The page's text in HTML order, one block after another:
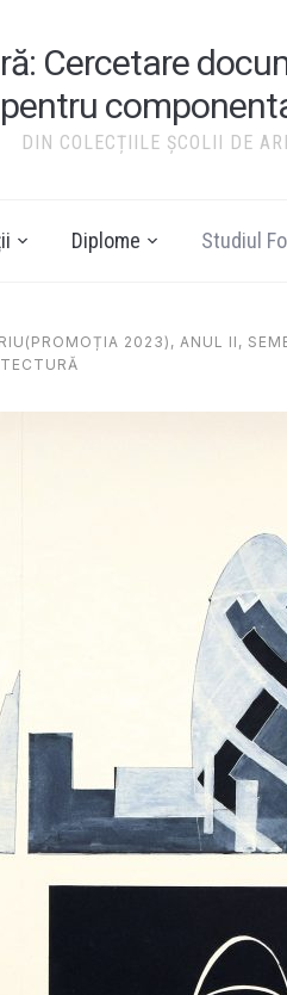
Cercetare
DIN COLECȚIILE ȘCOLII DE
Diplome Studiul
2023), ANUL II,